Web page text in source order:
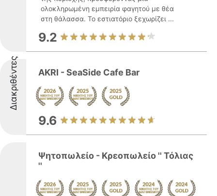
ολοκληρωμένη εμπειρία φαγητού με θέα
στη θάλασσα. Το εστιατόριο ξεχωρίζει ...
9.2
Διακριθέντες AKRI - SeaSide Cafe Bar
9.6
Ψητοπωλείο - Κρεοπωλείο '' Τόλιας
''